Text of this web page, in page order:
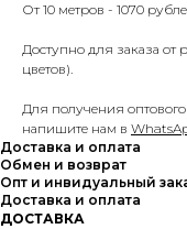
От 10 метров - 1070
Доступно для заказа от
цветов).
Для получения
напишите нам в
Доставка и оплата
Обмен и возврат
Опт и инвидуальный
Доставка и оплата
ДОСТАВКА